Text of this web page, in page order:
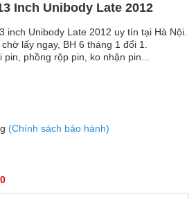
Inch Unibody Late 2012
inch Unibody Late 2012 uy tín tại Hà Nội.
lấy ngay, BH 6 tháng 1 đổi 1.
phồng rộp pin, ko nhận pin...
(Chính sách bảo hành)